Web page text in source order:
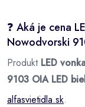
❓ Aká je cena
Nowodvorski
Produkt LED
9103 OIA LED
alfasvietidla.sk.